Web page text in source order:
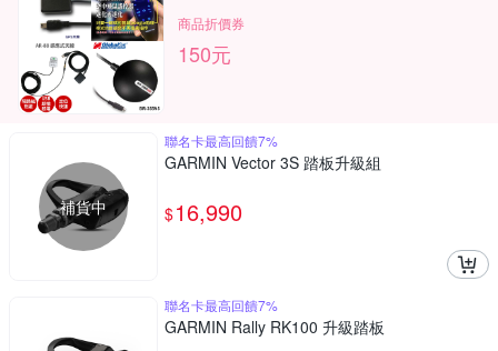
商品折價券
150元
補貨中
聯名卡最高回饋7%
GARMIN Vector 3S 踏板升級組
$16,990
聯名卡最高回饋7%
GARMIN Rally RK100 升級踏板